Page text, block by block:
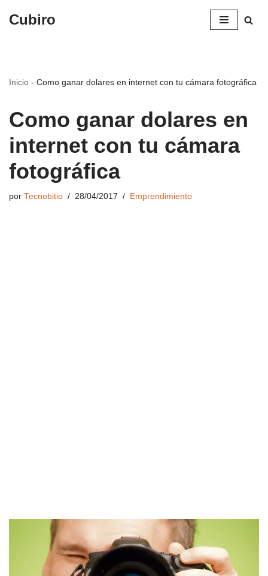
Cubiro
Inicio - Como ganar dolares en internet con tu cámara fotográfica
Como ganar dolares en
internet con tu cámara
fotográfica
por Tecnobitio 28/04/2017 Emprendimiento